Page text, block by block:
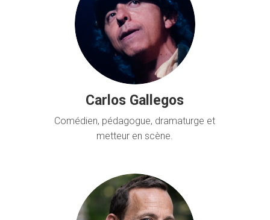
Carlos Gallegos
Comédien, pédagogue, dramaturge et
metteur en scène.